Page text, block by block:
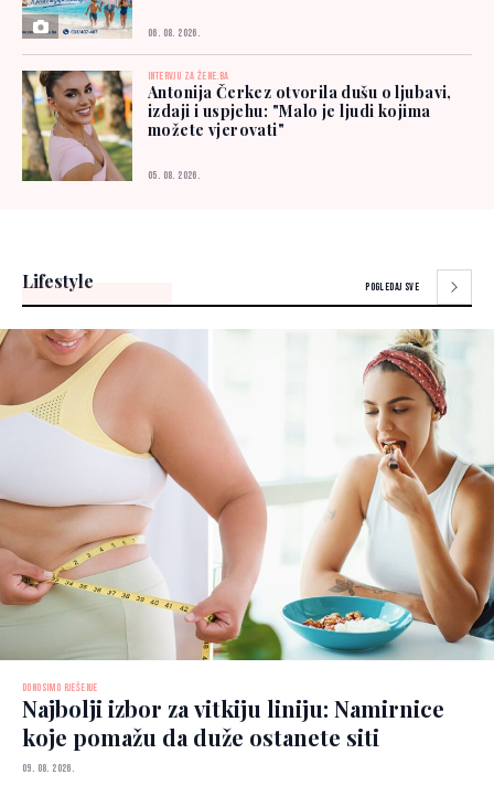
06. 08. 2026.
INTERVJU ZA ŽENE.BA
Antonija Čerkez otvorila dušu o ljubavi,
izdaji i uspjehu: "Malo je ljudi kojima
možete vjerovati"
05. 08. 2026.
Lifestyle POGLEDAJ SVE
DONOSIMO RJEŠENJE
Najbolji izbor za vitkiju liniju: Namirnice
koje pomažu da duže ostanete siti
09. 08. 2026.